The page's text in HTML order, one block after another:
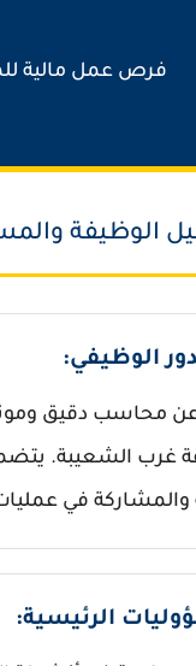
فرص عمل مالية
الوظيفة
الوظيفي:
محاسب دقيق
غرب الشعيبة.
والمشاركة في
الرئيسية: